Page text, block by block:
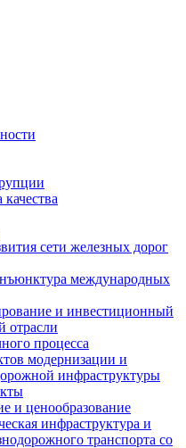
сети железных дорог
международных
и инвестиционный
отрасли
процесса
модернизации и
инфраструктуры
и ценообразование
инфраструктура и
транспорта со